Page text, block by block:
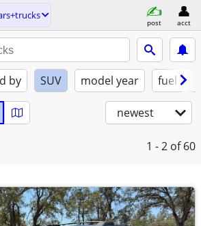
post acct
by SUV model year fuel
newest
1 - 2 of 60